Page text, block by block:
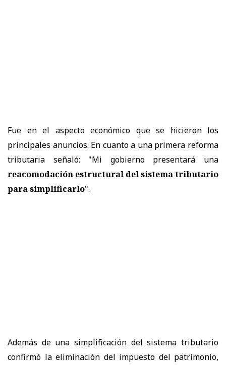
Fue en el aspecto económico que se hicieron los
principales anuncios. En cuanto a una primera reforma
tributaria señaló: "Mi gobierno presentará una
reacomodación estructural del sistema tributario
para simplificarlo".
Además de una simplificación del sistema tributario
confirmó la eliminación del impuesto del patrimonio,